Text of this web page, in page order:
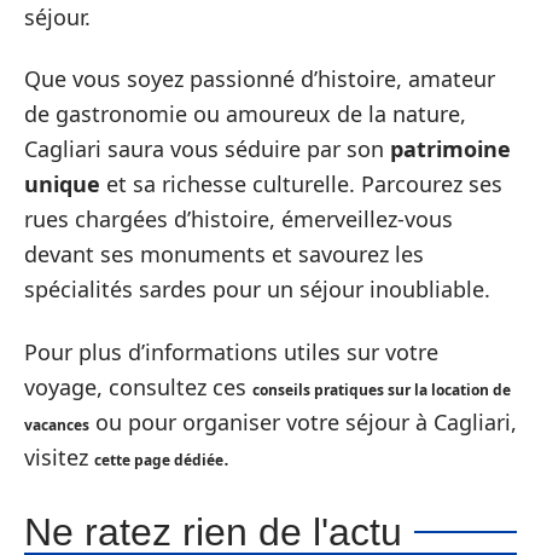
séjour.
Que vous soyez passionné d’histoire, amateur
de gastronomie ou amoureux de la nature,
Cagliari saura vous séduire par son patrimoine
unique et sa richesse culturelle. Parcourez ses
rues chargées d’histoire, émerveillez-vous
devant ses monuments et savourez les
spécialités sardes pour un séjour inoubliable.
Pour plus d’informations utiles sur votre
voyage, consultez ces conseils pratiques sur la location de
vacances ou pour organiser votre séjour à Cagliari,
visitez cette page dédiée.
Ne ratez rien de l'actu